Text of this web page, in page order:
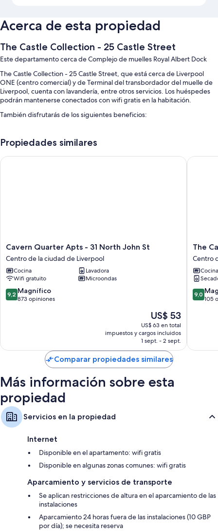
Acerca de esta propiedad
The Castle Collection - 25 Castle Street
Este departamento cerca de Complejo de muelles Royal Albert Dock
The Castle Collection - 25 Castle Street, que está cerca de Liverpool
ONE (centro comercial) y de Terminal del transbordador del muelle de
Liverpool, cuenta con lavandería, entre otros servicios. Los huéspedes
podrán mantenerse conectados con wifi gratis en la habitación.
También disfrutarás de los siguientes beneficios:
Características de las habitaciones
En The Castle Collection - 25 Castle Street, todas las habitaciones
televisión por cable
Armarios o vestidores, áreas de descanso separadas y áreas de
comedor independientes
Propiedades similares
Cavern
Quarter
Apts
-
31
North
John
de
Cavern Quarter Apts - 31 North John St
Centro de la ciudad de Liverpool
Cocina
Lavadora
Wifi gratuito
Microondas
9.2
de
9,2 Magnífico
873 opiniones
El
precio
actual
es
de
US$ 53
US$ 53
US$ 63 en total
impuestos y cargos incluidos
1 sept. - 2 sept.
Cavern Quarter Apts - 31 North John St
The
Castle
-
14
Cook
Street
The
Centro
Cocina
9.0
de
9,0
105
The
Comparar propiedades similares
Más información sobre esta
propiedad
Servicios en la propiedad
Internet
Disponible en el apartamento: wifi gratis
Disponible en algunas zonas comunes: wifi gratis
Aparcamiento y servicios de transporte
Se aplican restricciones de altura en el aparcamiento de las
instalaciones
Aparcamiento 24 horas fuera de las instalaciones (10 GBP
por día); se necesita reserva